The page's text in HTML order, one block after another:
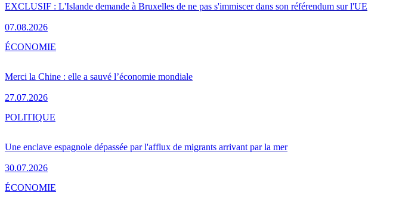
EXCLUSIF : L'Islande demande à Bruxelles de ne pas s'immiscer dans son référendum sur l'UE
07.08.2026
Merci la Chine : elle a sauvé l’économie mondiale
27.07.2026
ÉCONOMIE
Une enclave espagnole dépassée par l'afflux de migrants arrivant par la mer
30.07.2026
POLITIQUE
ÉCONOMIE